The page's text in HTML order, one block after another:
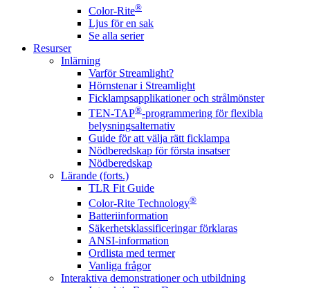
Color-Rite®
Ljus för en sak
Se alla serier
Resurser
Inlärning
Varför Streamlight?
Hörnstenar i Streamlight
Ficklampsapplikationer och strålmönster
TEN-TAP®-programmering för flexibla
belysningsalternativ
Guide för att välja rätt ficklampa
Nödberedskap för första insatser
Nödberedskap
Lärande (forts.)
TLR Fit Guide
Color-Rite Technology®
Batteriinformation
Säkerhetsklassificeringar förklaras
ANSI-information
Ordlista med termer
Vanliga frågor
Interaktiva demonstrationer och utbildning